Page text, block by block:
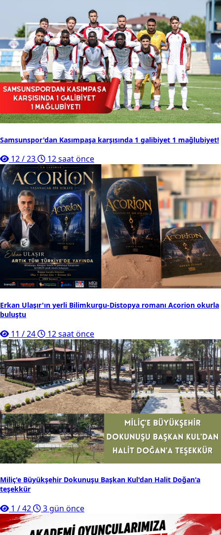
Samsunspor'dan Kasımpaşa karşısında 1 galibiyet 1 mağlubiyet!
12/23 12 saat önce
Erkan Ulaşır'ın yerli Bilimkurgu-Distopya romanı Acorion okurla
buluştu
11 /24 12 saat önce
Miliç'e Büyükşehir Dokunuşu Başkan Kul'dan Halit Doğan'a
teşekkür
1 /42 3 gün önce